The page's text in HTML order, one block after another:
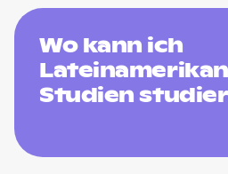
Wo kann ich
Studien